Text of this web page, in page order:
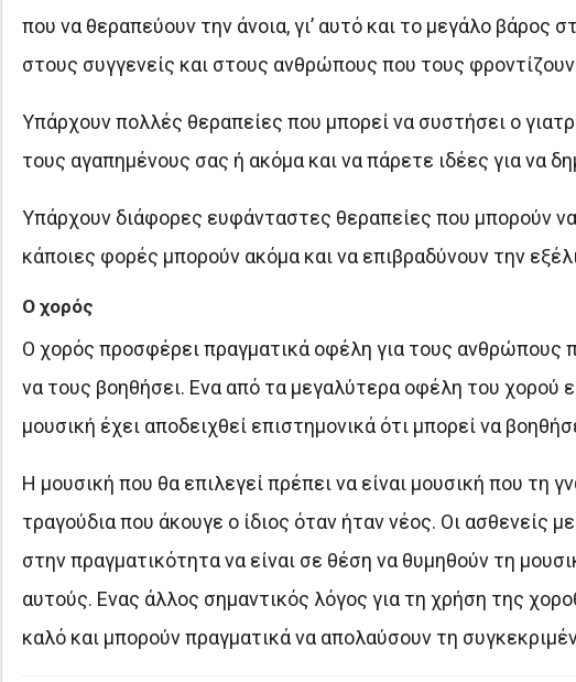
που να θεραπεύουν την άνοια, γι’ αυτό και το μεγάλο βάρος
στους συγγενείς και στους ανθρώπους που τους
Υπάρχουν πολλές θεραπείες που μπορεί να συστήσει ο
τους αγαπημένους σας ή ακόμα και να πάρετε ιδέες για να
Υπάρχουν διάφορες ευφάνταστες θεραπείες που μπορούν
κάποιες φορές μπορούν ακόμα και να επιβραδύνουν την
Ο χορός
Ο χορός προσφέρει πραγματικά οφέλη για τους ανθρώπους
να τους βοηθήσει. Ενα από τα μεγαλύτερα οφέλη του χορού
μουσική έχει αποδειχθεί επιστημονικά ότι μπορεί να
Η μουσική που θα επιλεγεί πρέπει να είναι μουσική που τη
τραγούδια που άκουγε ο ίδιος όταν ήταν νέος. Οι ασθενείς
στην πραγματικότητα να είναι σε θέση να θυμηθούν τη
αυτούς. Ενας άλλος σημαντικός λόγος για τη χρήση της
καλό και μπορούν πραγματικά να απολαύσουν τη